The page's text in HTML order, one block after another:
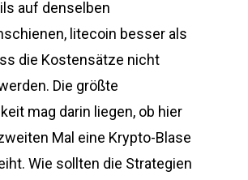
auf denselben
litecoin besser als
die Kostensätze nicht
Die größte
mag darin liegen, ob hier
Mal eine Krypto-Blase
Wie sollten die Strategien